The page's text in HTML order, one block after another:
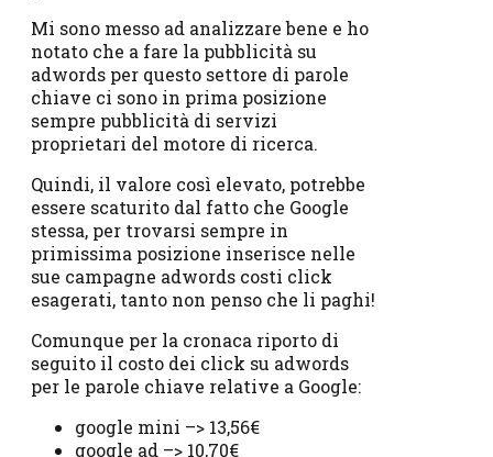
Mi sono messo ad analizzare bene e ho
notato che a fare la pubblicità su
adwords per questo settore di parole
chiave ci sono in prima posizione
sempre pubblicità di servizi
proprietari del motore di ricerca.
Quindi, il valore così elevato, potrebbe
essere scaturito dal fatto che Google
stessa, per trovarsi sempre in
primissima posizione inserisce nelle
sue campagne adwords costi click
esagerati, tanto non penso che li paghi!
Comunque per la cronaca riporto di
seguito il costo dei click su adwords
per le parole chiave relative a Google:
google mini –> 13,56€
google ad –> 10,70€